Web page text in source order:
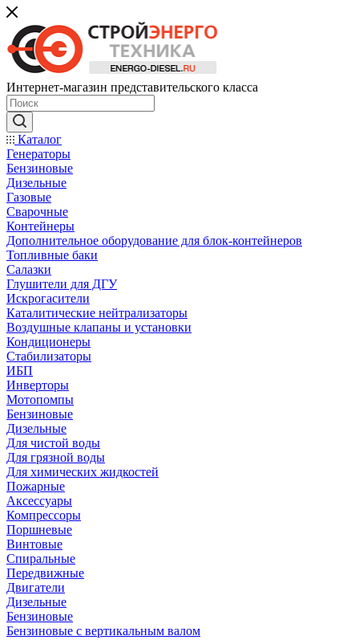
Интернет-магазин представительского класса
Каталог
Генераторы
Бензиновые
Дизельные
Газовые
Сварочные
Контейнеры
Дополнительное оборудование для блок-контейнеров
Топливные баки
Салазки
Глушители для ДГУ
Искрогасители
Каталитические нейтрализаторы
Воздушные клапаны и установки
Кондиционеры
Стабилизаторы
ИБП
Инверторы
Мотопомпы
Бензиновые
Дизельные
Для чистой воды
Для грязной воды
Для химических жидкостей
Пожарные
Аксессуары
Компрессоры
Поршневые
Винтовые
Спиральные
Передвижные
Двигатели
Дизельные
Бензиновые
Бензиновые с вертикальным валом